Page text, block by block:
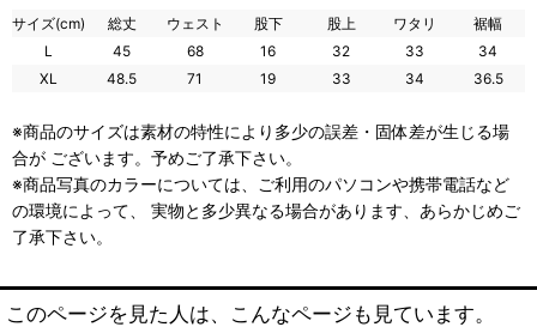
サイズ(cm) 総丈 ウェスト 股下 股上 ワタリ
裾幅
L
45 68 16 32 33
34
XL
48.5 71 19 33 34 36.5
※商品のサイズは素材の特性により多少の誤差・固体差が生じる場
合が ございます。予めご了承下さい。
※商品写真のカラーについては、ご利用のパソコンや携帯電話など
の環境によって、 実物と多少異なる場合があります、あらかじめご
了承下さい。
このページを見た人は、こんなページも見ています。